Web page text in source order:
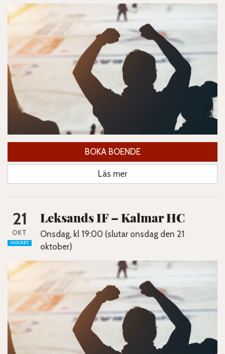
BOKA BOENDE
Läs mer
21
OKT
HOCKEY
Leksands IF – Kalmar HC
Onsdag, kl 19:00 (slutar onsdag den 21
oktober)